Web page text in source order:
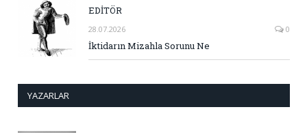
EDİTÖR
28.07.2026 0
İktidarın Mizahla Sorunu Ne
YAZARLAR